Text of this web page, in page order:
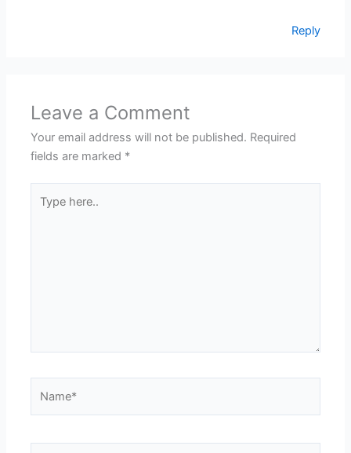
Reply
Leave a Comment
Your email address will not be published. Required
fields are marked *
here..